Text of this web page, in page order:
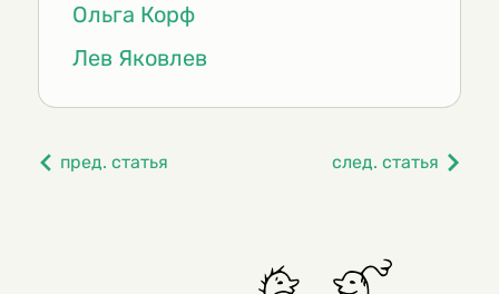
Ольга Корф
Лев Яковлев
пред. статья след. статья